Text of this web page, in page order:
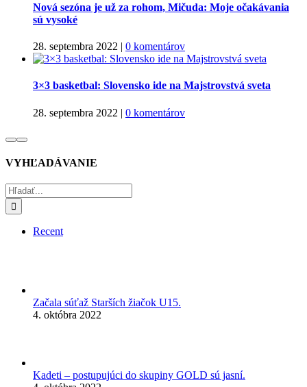
Nová sezóna je už za rohom, Mičuda: Moje očakávania
sú vysoké
28. septembra 2022 | 0 komentárov
3×3 basketbal: Slovensko ide na Majstrovstvá sveta
28. septembra 2022 | 0 komentárov
VYHĽADÁVANIE
Hľadať:
Recent
Začala súťaž Starších žiačok U15.
4. októbra 2022
Kadeti – postupujúci do skupiny GOLD sú jasní.